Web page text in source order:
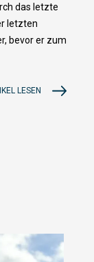
das letzte
letzten
bevor er zum
LESEN